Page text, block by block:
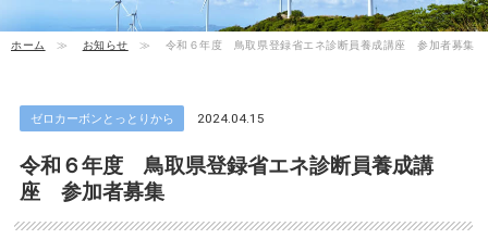
ホーム ≫ お知らせ ≫ 令和６年度 鳥取県登録省エネ診断員養成講座 参加者募集
ゼロカーボンとっとりから 2024.04.15
令和６年度 鳥取県登録省エネ診断員養成講
座 参加者募集